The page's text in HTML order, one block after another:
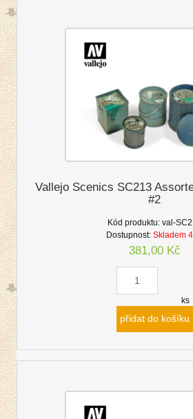
Vallejo Scenics SC213
#2
Kód produktu: val-
Dostupnost: Skladem
381,00 Kč
ks
přidat do košíku